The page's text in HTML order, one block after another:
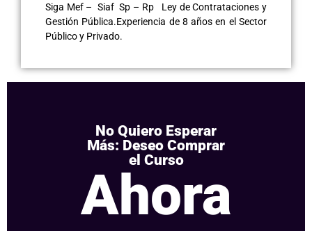
Siga Mef – Siaf Sp – Rp Ley de Contrataciones y
Gestión Pública.Experiencia de 8 años en el Sector
Público y Privado.
No Quiero Esperar
Más: Deseo Comprar
el Curso
Ahora